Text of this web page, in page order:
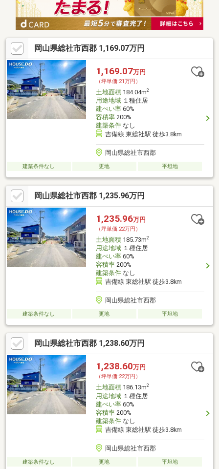
岡山県総社市西郡 1,169.07万円
1,169.07万円
（坪単価:21万円）
土地面積184.04m2
用途地域１種住居
建ぺい率60%
容積率200%
建築条件なし
吉備線 東総社駅 徒歩3.8km
岡山県総社市西郡
建築条件なし 更地 平坦地
岡山県総社市西郡 1,235.96万円
1,235.96万円
（坪単価:22万円）
土地面積185.73m2
用途地域１種住居
建ぺい率60%
容積率200%
建築条件なし
吉備線 東総社駅 徒歩3.8km
岡山県総社市西郡
建築条件なし 更地 平坦地
岡山県総社市西郡 1,238.60万円
1,238.60万円
（坪単価:22万円）
土地面積186.13m2
用途地域１種住居
建ぺい率60%
容積率200%
建築条件なし
吉備線 東総社駅 徒歩3.8km
岡山県総社市西郡
建築条件なし 更地 平坦地